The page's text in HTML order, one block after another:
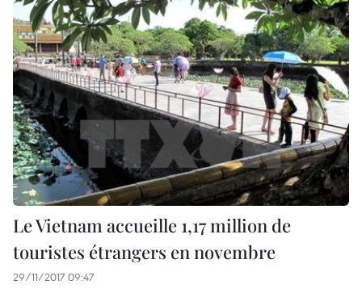
Le Vietnam accueille 1,17 million de
touristes étrangers en novembre
29/11/2017 09:47